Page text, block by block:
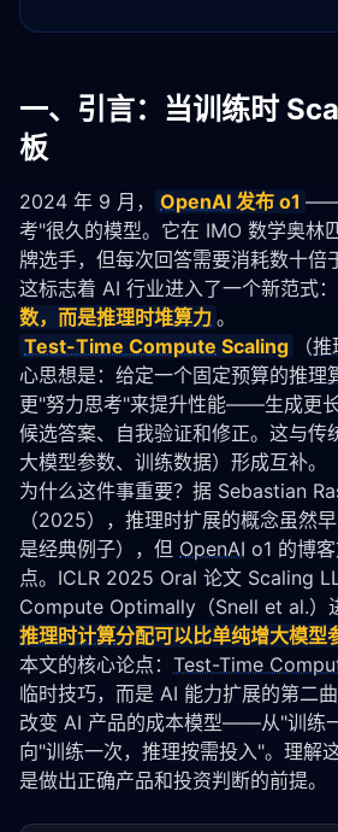
一、引言：当训练时
板
2024 年 9 月， OpenAI 发布 o1 ——
考"很久的模型。它在 IMO 数学奥林
牌选手，但每次回答需要消耗数十倍
这标志着 AI 行业进入了一个新范式：
数，而是推理时堆算力 。
Test-Time Compute Scaling （推
心思想是：给定一个固定预算的推理
更"努力思考"来提升性能——生成更
候选答案、自我验证和修正。这与传
大模型参数、训练数据）形成互补。
为什么这件事重要？据 Sebastian
（2025），推理时扩展的概念虽然
是经典例子），但 OpenAI o1 的博
点。ICLR 2025 Oral 论文 Scaling
Compute Optimally （Snell et al.）
推理时计算分配可以比单纯增大模型
本文的核心论点： Test-Time
临时技巧，而是 AI 能力扩展的第二
改变 AI 产品的成本模型——从"训练
向"训练一次，推理按需投入"。理解
是做出正确产品和投资判断的前提。